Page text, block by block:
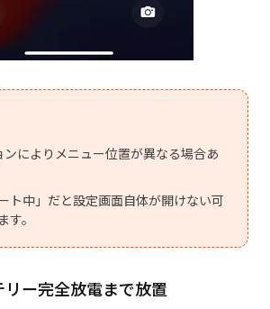
ンによりメニュー位置が異なる場合あ
ト中」だと設定画面自体が開けない可
。
ー完全放電まで放置